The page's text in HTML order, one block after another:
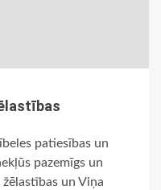
patiesības un
pazemīgs un
un Viņa